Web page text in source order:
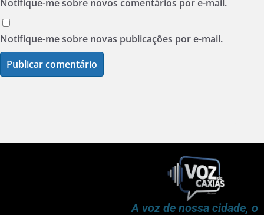
Notifique-me sobre novos comentários por e-mail.
Notifique-me sobre novas publicações por e-mail.
A voz de nossa cidade, o